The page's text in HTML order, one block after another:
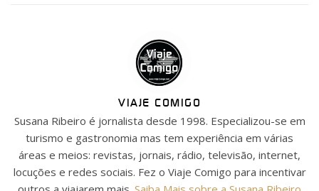
VIAJE COMIGO
Susana Ribeiro é jornalista desde 1998. Especializou-se em
turismo e gastronomia mas tem experiência em várias
áreas e meios: revistas, jornais, rádio, televisão, internet,
locuções e redes sociais. Fez o Viaje Comigo para incentivar